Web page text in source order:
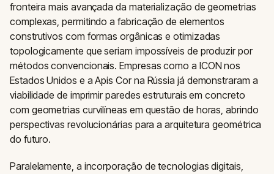
fronteira mais avançada da materialização de geometrias
complexas, permitindo a fabricação de elementos
construtivos com formas orgânicas e otimizadas
topologicamente que seriam impossíveis de produzir por
métodos convencionais. Empresas como a ICON nos
Estados Unidos e a Apis Cor na Rússia já demonstraram a
viabilidade de imprimir paredes estruturais em concreto
com geometrias curvilíneas em questão de horas, abrindo
perspectivas revolucionárias para a arquitetura geométrica
do futuro.
Paralelamente, a incorporação de tecnologias digitais,